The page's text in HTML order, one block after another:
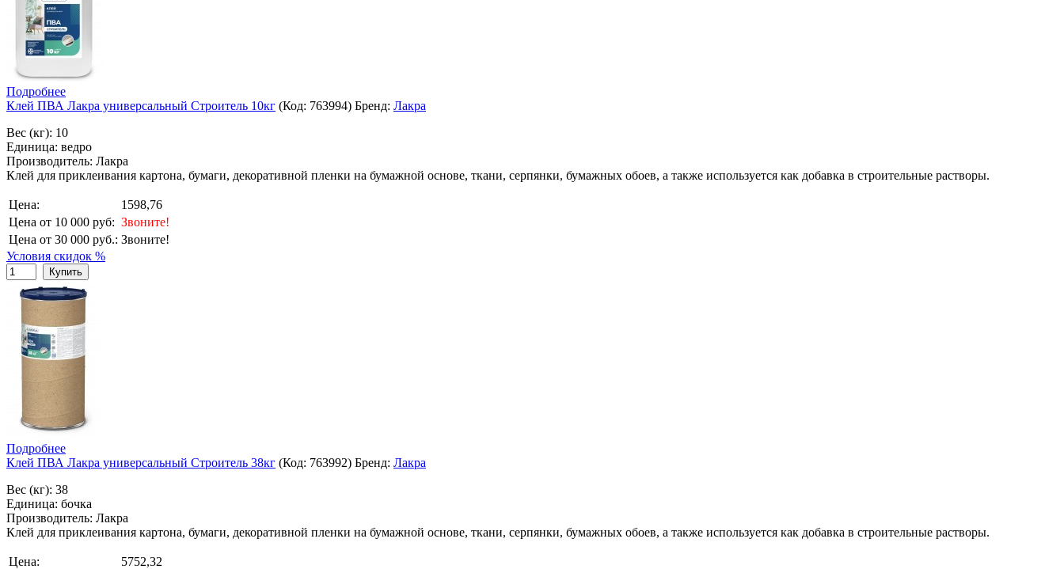
Подробнее
Клей ПВА Лакра универсальный Строитель 10кг (Код: 763994) Бренд: Лакра
Вес (кг): 10
Единица: ведро
Производитель: Лакра
Клей для приклеивания картона, бумаги, декоративной пленки на бумажной основе, ткани, серпянки, бумажных обоев, а также используется как добавка в строительные растворы.
Цена:
1598,76
Цена от 10 000 руб: Звоните!
Цена от 30 000 руб.: Звоните!
Условия скидок %
Купить
Подробнее
Клей ПВА Лакра универсальный Строитель 38кг (Код: 763992) Бренд: Лакра
Вес (кг): 38
Единица: бочка
Производитель: Лакра
Клей для приклеивания картона, бумаги, декоративной пленки на бумажной основе, ткани, серпянки, бумажных обоев, а также используется как добавка в строительные растворы.
Цена:
5752,32